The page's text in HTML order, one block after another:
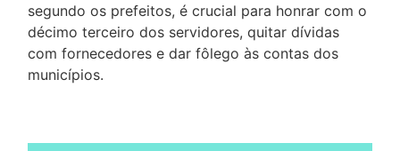
segundo os prefeitos, é crucial para honrar com o
décimo terceiro dos servidores, quitar dívidas
com fornecedores e dar fôlego às contas dos
municípios.